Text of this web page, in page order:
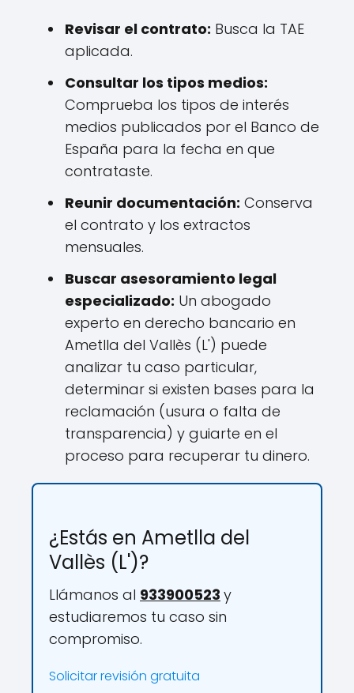
Revisar el contrato: Busca la TAE
aplicada.
Consultar los tipos medios:
Comprueba los tipos de interés
medios publicados por el Banco de
España para la fecha en que
contrataste.
Reunir documentación: Conserva
el contrato y los extractos
mensuales.
Buscar asesoramiento legal
especializado: Un abogado
experto en derecho bancario en
Ametlla del Vallès (L') puede
analizar tu caso particular,
determinar si existen bases para la
reclamación (usura o falta de
transparencia) y guiarte en el
proceso para recuperar tu dinero.
¿Estás en Ametlla del
Vallès (L')?
Llámanos al 933900523 y
estudiaremos tu caso sin
compromiso.
Solicitar revisión gratuita